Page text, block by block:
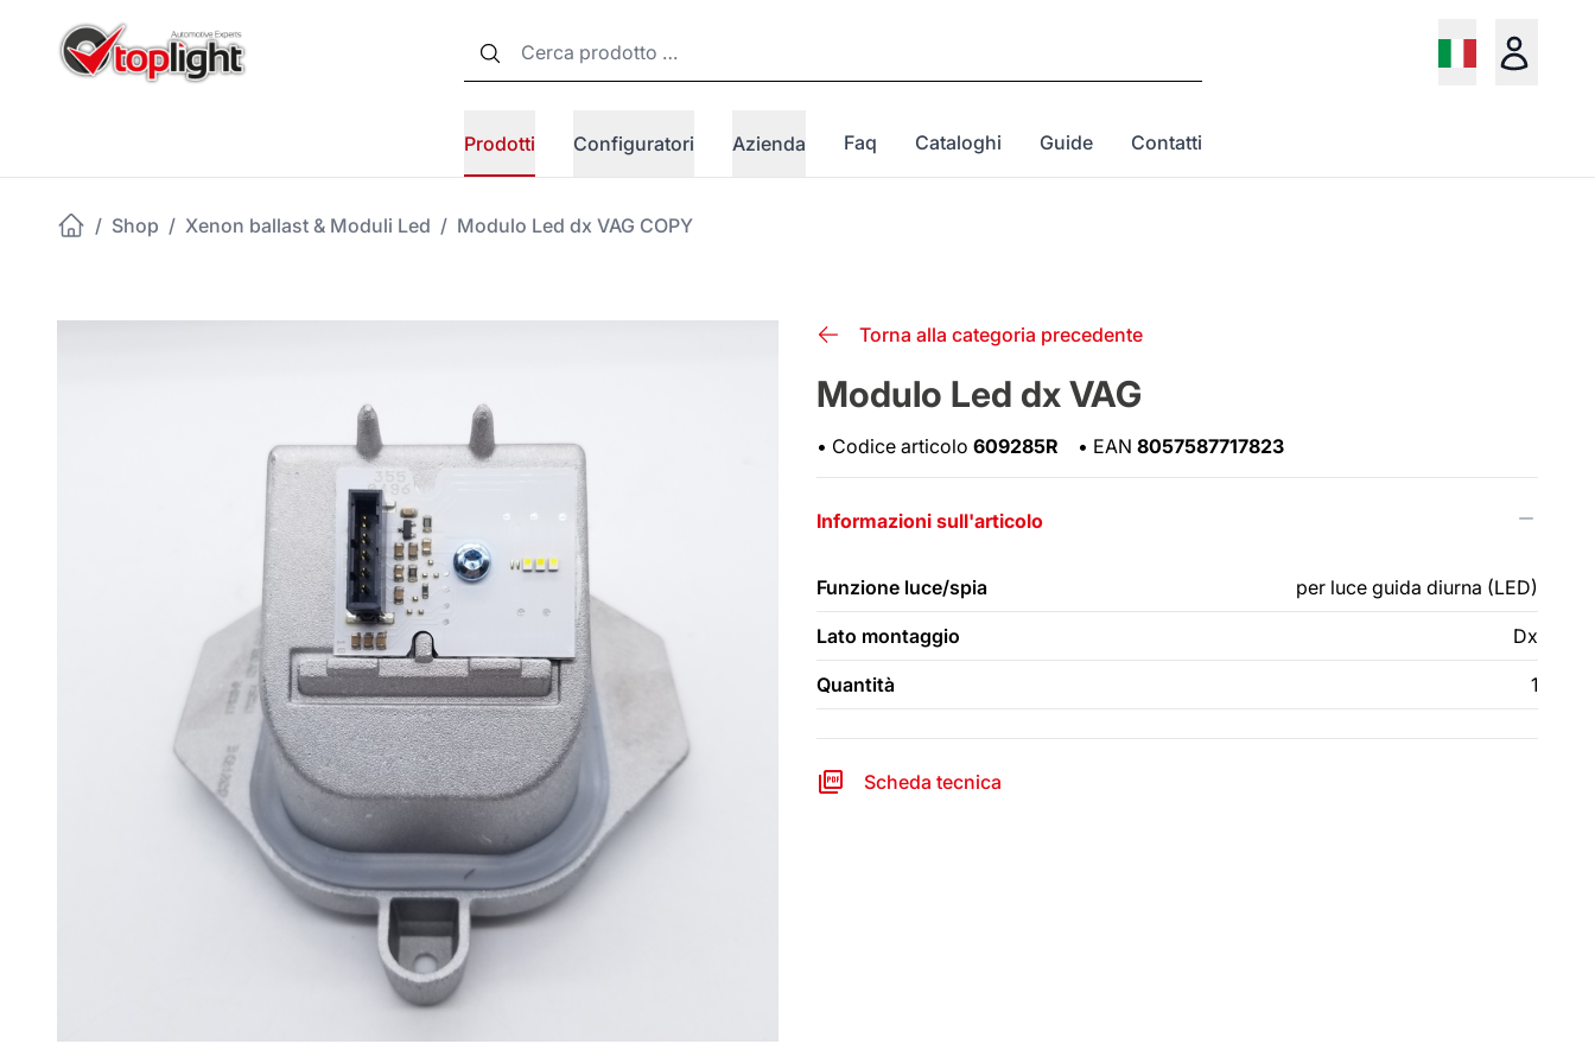
Prodotti Configuratori Azienda Faq Cataloghi Guide Contatti
/ Shop / Xenon ballast & Moduli Led / Modulo Led dx VAG COPY
Torna alla categoria precedente
Modulo Led dx VAG
• Codice articolo 609285R • EAN 8057587717823
Informazioni sull'articolo
Funzione luce/spia per luce guida diurna (LED)
Lato montaggio Dx
Quantità 1
Scheda tecnica